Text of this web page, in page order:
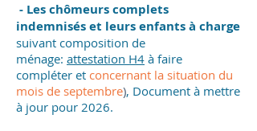
- Les chômeurs complets
indemnisés et leurs enfants à charge
suivant composition de
ménage: attestation H4 à faire
compléter et concernant la situation du
mois de septembre), Document à mettre
à jour pour 2026.